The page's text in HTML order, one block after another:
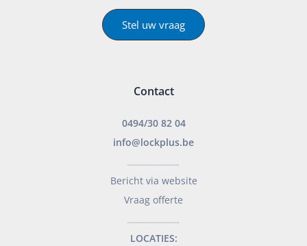
Stel uw vraag
Contact
0494/30 82 04
info@lockplus.be
Bericht via website
Vraag offerte
LOCATIES: